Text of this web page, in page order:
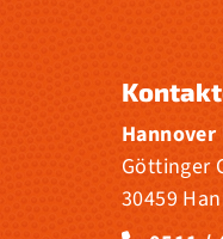
Hannover
Göttinger
30459